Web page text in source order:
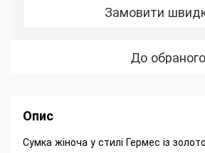
Замовити
До обраного
Опис
Сумка жіноча у стилі Гермес із